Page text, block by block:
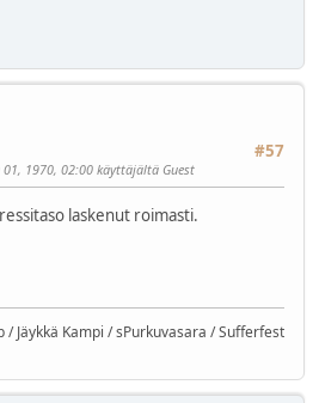
#57
1970, 02:00 käyttäjältä Guest
laskenut roimasti.
/ Jäykkä Kampi / sPurkuvasara / Sufferfest